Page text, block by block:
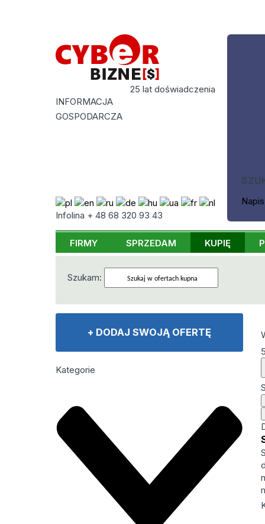
25 lat doświadczenia
INFORMACJA
GOSPODARCZA
Infolina + 48 68 320 93 43
FIRMY SPRZEDAM KUPIĘ
Szukam:
+ DODAJ SWOJĄ OFERTĘ
Kategorie